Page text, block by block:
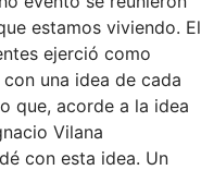
estamos viviendo. El
ejerció como
una idea de cada
que, acorde a la idea
Vilana
con esta idea. Un